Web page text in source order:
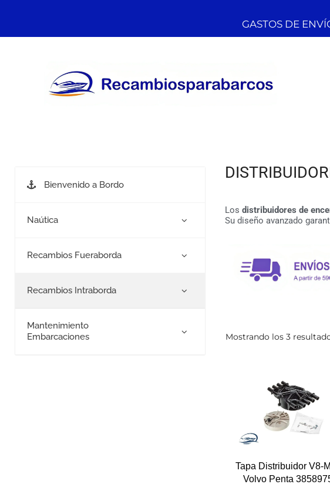
GASTOS DE
Los distribuidores de
Su diseño avanzado
Mostrando los 3
Tapa Distribuidor V8-
Volvo Penta
Bienvenido a Bordo
Naútica
Recambios Fueraborda
Recambios Intraborda
Mantenimiento
Embarcaciones